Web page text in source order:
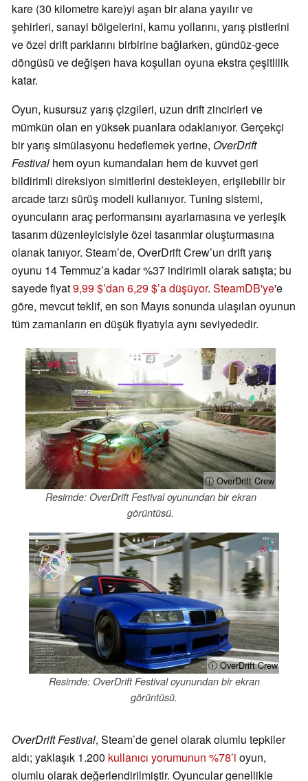
kare (30 kilometre kare)yi aşan bir alana yayılır ve
şehirleri, sanayi bölgelerini, kamu yollarını, yarış pistlerini
ve özel drift parklarını birbirine bağlarken, gündüz-gece
döngüsü ve değişen hava koşulları oyuna ekstra çeşitlilik
katar.
Oyun, kusursuz yarış çizgileri, uzun drift zincirleri ve
mümkün olan en yüksek puanlara odaklanıyor. Gerçekçi
bir yarış simülasyonu hedeflemek yerine, OverDrift
Festival hem oyun kumandaları hem de kuvvet geri
bildirimli direksiyon simitlerini destekleyen, erişilebilir bir
arcade tarzı sürüş modeli kullanıyor. Tuning sistemi,
oyuncuların araç performansını ayarlamasına ve yerleşik
tasarım düzenleyicisiyle özel tasarımlar oluşturmasına
olanak tanıyor. Steam’de, OverDrift Crew’un drift yarış
oyunu 14 Temmuz’a kadar %37 indirimli olarak satışta; bu
sayede fiyat9,99 $’dan 6,29 $’a düşüyor. SteamDB'ye'e
göre, mevcut teklif, en son Mayıs sonunda ulaşılan oyunun
tüm zamanların en düşük fiyatıyla aynı seviyededir.
ⓘ OverDrift Crew
Resimde: OverDrift Festival oyunundan bir ekran
görüntüsü.
ⓘ OverDrift Crew
Resimde: OverDrift Festival oyunundan bir ekran
görüntüsü.
OverDrift Festival, Steam’de genel olarak olumlu tepkiler
aldı; yaklaşık 1.200 kullanıcı yorumunun %78’i oyun,
olumlu olarak değerlendirilmiştir. Oyuncular genellikle